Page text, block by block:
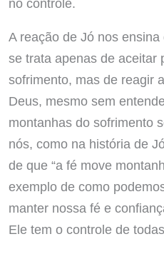
no controle.
A reação de Jó nos
se trata apenas de aceitar
sofrimento, mas de reagir
Deus, mesmo sem
montanhas do sofrimento
nós, como na história de
de que “a fé move
exemplo de como
manter nossa fé e
Ele tem o controle de